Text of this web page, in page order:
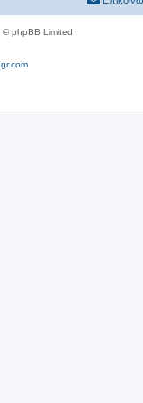
© phpBB Limited